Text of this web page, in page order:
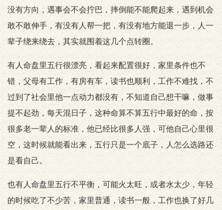
没有方向，遇事会不会拧巴，摔倒能不能爬起来，遇到机会
敢不敢伸手，有没有人帮一把，有没有地方能退一步，人一
辈子绕来绕去，其实就围着这几个点转圈。
有人命盘里五行很漂亮，看起来配置很好，家里条件也不
错，父母有工作，有房有车，读书也顺利，工作不难找，不
过到了社会里他一点动力都没有，不知道自己想干嘛，做事
提不起劲，每天混日子，这种命算不算五行中最好的命，按
很多老一辈人的标准，他已经比很多人强，可他自己心里很
空，这时候就能看出来，五行只是一个底子，人怎么选路还
是看自己。
也有人命盘里五行不平衡，可能火太旺，或者水太少，年轻
的时候吃了不少苦，家里普通，读书一般，工作也换了好几